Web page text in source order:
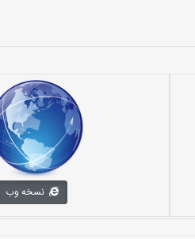
نسخه وب